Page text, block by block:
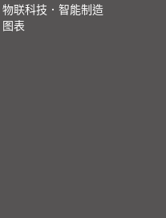
物联科技．智能制造
图表